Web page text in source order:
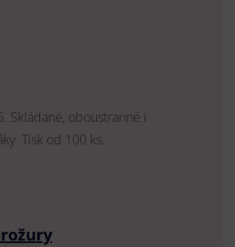
Skládané, oboustranné i
Tisk od 100 ks.